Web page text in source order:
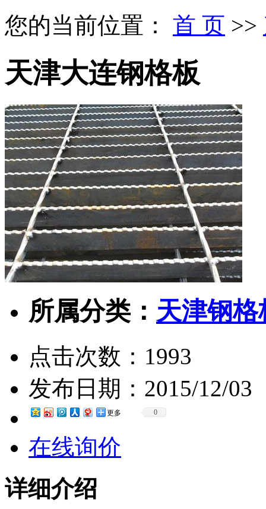
您的当前位置： 首 页 >>
天津大连钢格板
所属分类： 天津钢格
点击次数： 1993
发布日期： 2015/12/03
更多 0
在线询价
详细介绍